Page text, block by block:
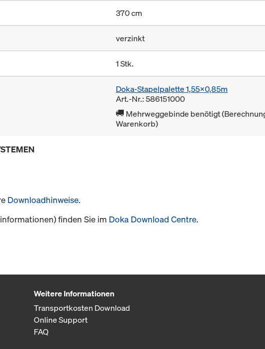
370 cm
verzinkt
1 Stk.
Doka-Stapelpalette 1,55x0,85m
Art.-Nr.: 586151000
Mehrweggebinde benötigt
Warenkorb)
Downloadhinweise.
finden Sie im Doka Download Centre.
Weitere Informationen
Transportkosten Download
Online Support
FAQ